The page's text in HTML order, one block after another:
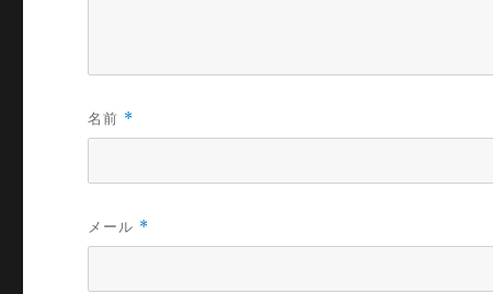
名前 *
メール *